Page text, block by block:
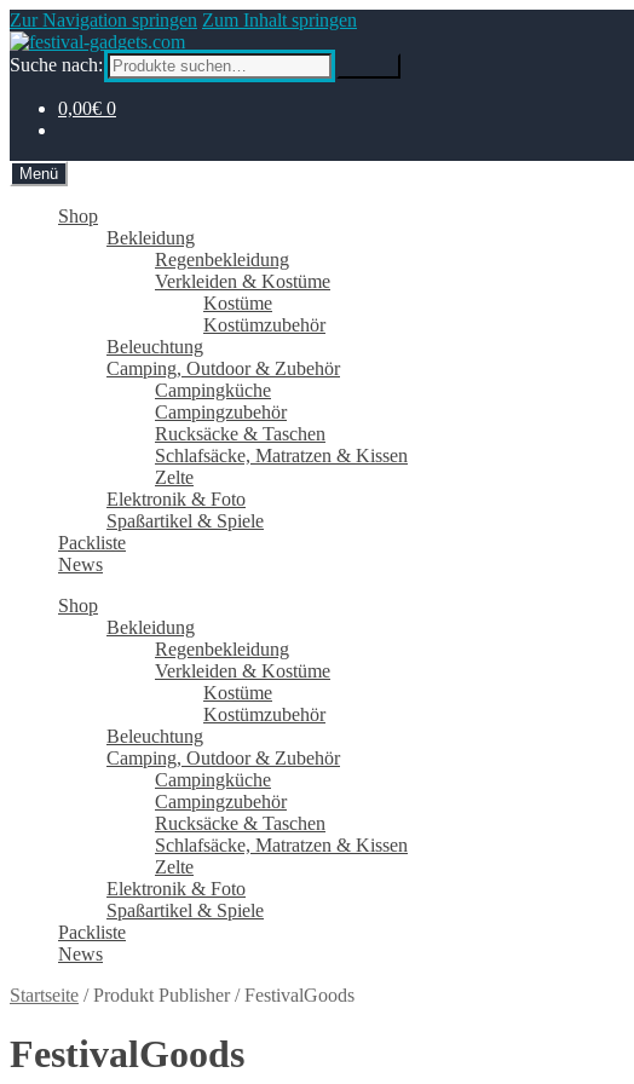
Zur Navigation springen Zum Inhalt springen
Suche nach:
0,00€ 0
Menü
Shop
Bekleidung
Regenbekleidung
Verkleiden & Kostüme
Kostüme
Kostümzubehör
Beleuchtung
Camping, Outdoor & Zubehör
Campingküche
Campingzubehör
Rucksäcke & Taschen
Schlafsäcke, Matratzen & Kissen
Zelte
Elektronik & Foto
Spaßartikel & Spiele
Packliste
News
Shop
Bekleidung
Regenbekleidung
Verkleiden & Kostüme
Kostüme
Kostümzubehör
Beleuchtung
Camping, Outdoor & Zubehör
Campingküche
Campingzubehör
Rucksäcke & Taschen
Schlafsäcke, Matratzen & Kissen
Zelte
Elektronik & Foto
Spaßartikel & Spiele
Packliste
News
Startseite /Produkt Publisher/FestivalGoods
FestivalGoods